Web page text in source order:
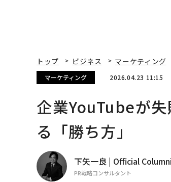
トップ ビジネス マーケティング
マーケティング 2026.04.23 11:15
企業YouTubeが
る「勝ち方」
下矢一良 | Official
PR戦略コンサルタント